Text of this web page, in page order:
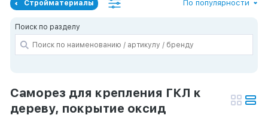
Стройматериалы По популярности
Поиск по разделу
Саморез для крепления ГКЛ к
дереву, покрытие оксид